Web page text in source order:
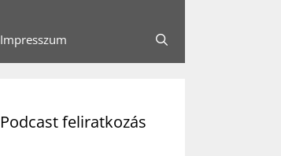
Impresszum
Podcast feliratkozás